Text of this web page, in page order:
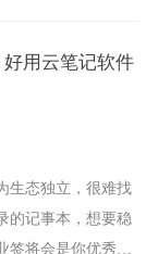
用云笔记软件
生态独立，很难找
的记事本，想要稳
将会是你优秀的